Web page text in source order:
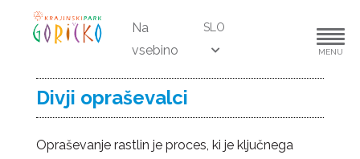
Na
vsebino
SLO
MENU
Divji opraševalci
Opraševanje rastlin je proces, ki je ključnega